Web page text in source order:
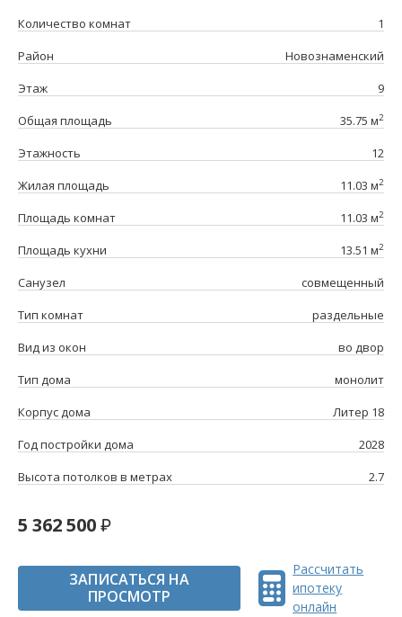
Количество комнат
1
Район
Новознаменский
Этаж
9
Общая площадь
35.75 м2
Этажность
12
Жилая площадь
11.03 м2
Площадь комнат 11.03 м2
Площадь кухни 13.51 м2
Санузел
совмещенный
Тип комнат
раздельные
Вид из окон
во двор
Тип дома
монолит
Корпус дома
Литер 18
Год постройки дома
2028
Высота потолков в метрах
2.7
5 362 500
ЗАПИСАТЬСЯ НА
ПРОСМОТР
Рассчитать
ипотеку
онлайн